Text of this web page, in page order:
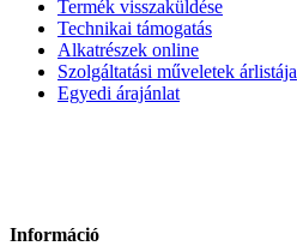
Termék visszaküldése
Technikai támogatás
Alkatrészek online
Szolgáltatási műveletek árlistája
Egyedi árajánlat
Információ